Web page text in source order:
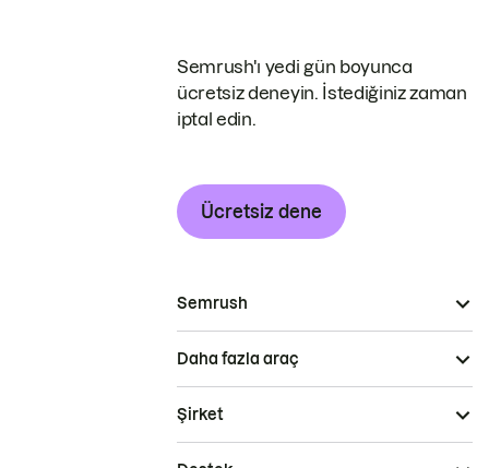
Semrush'ı yedi gün boyunca
ücretsiz deneyin. İstediğiniz zaman
iptal edin.
Ücretsiz dene
Semrush
Daha fazla araç
Şirket